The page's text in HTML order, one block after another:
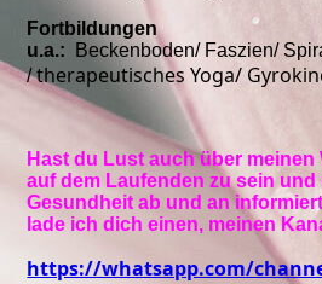
Fortbildungen
u.a.:
Beckenboden/ Faszien/
/therapeutisches Yoga/
Hast du Lust auch über
auf dem Laufenden zu sein
Gesundheit ab und an
lade ich dich einen, meinen
https://whatsapp.com/